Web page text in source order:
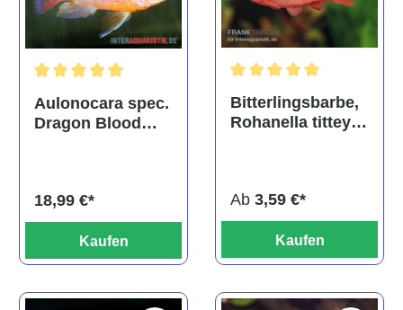
Durchschnittliche Bewertung von 5 von 5 Sternen
Aulonocara spec.
Dragon Blood
18,99 €*
Kaufen
Bitterlingsbarbe,
Rohanella titteya,
Ab 3,59 €*
Kaufen